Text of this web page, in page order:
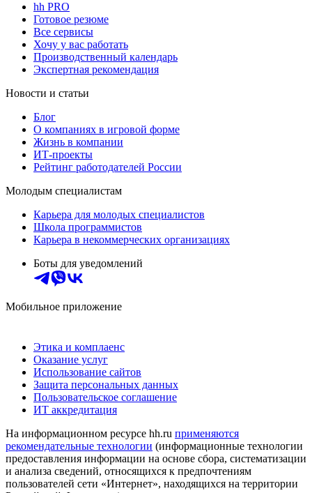
hh PRO
Готовое резюме
Все сервисы
Хочу у вас работать
Производственный календарь
Экспертная рекомендация
Новости и статьи
Блог
О компаниях в игровой форме
Жизнь в компании
ИТ-проекты
Рейтинг работодателей России
Молодым специалистам
Карьера для молодых специалистов
Школа программистов
Карьера в некоммерческих организациях
Боты для уведомлений
Мобильное приложение
Этика и комплаенс
Оказание услуг
Использование сайтов
Защита персональных данных
Пользовательское соглашение
ИТ аккредитация
На информационном ресурсе hh.ru применяются
рекомендательные технологии (информационные технологии
предоставления информации на основе сбора, систематизации
и анализа сведений, относящихся к предпочтениям
пользователей сети «Интернет», находящихся на территории